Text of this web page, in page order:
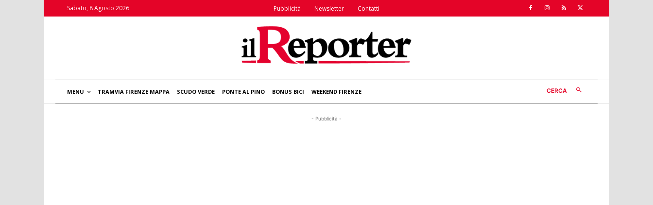
Sabato, 8 Agosto 2026 Pubblicità Newsletter Contatti
MENU TRAMVIA FIRENZE MAPPA SCUDO VERDE PONTE AL PINO BONUS BICI WEEKEND FIRENZE CERCA
- Pubblicità -